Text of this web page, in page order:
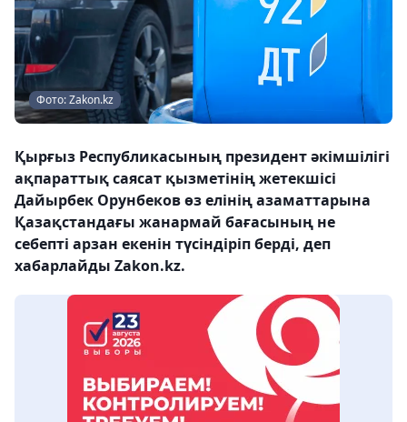
Фото: Zakon.kz
Қырғыз Республикасының президент әкімшілігі
ақпараттық саясат қызметінің жетекшісі
Дайырбек Орунбеков өз елінің азаматтарына
Қазақстандағы жанармай бағасының не
себепті арзан екенін түсіндіріп берді, деп
хабарлайды Zakon.kz.